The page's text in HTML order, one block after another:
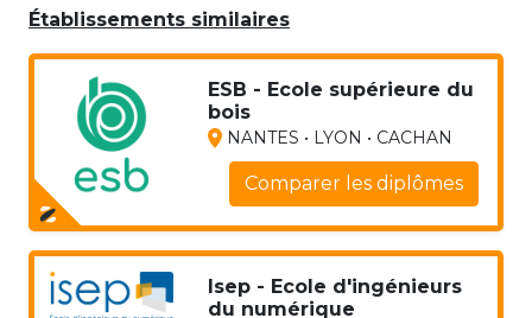
Établissements similaires
ESB - Ecole supérieure du
bois
NANTES • LYON • CACHAN
Comparer les diplômes
Isep - Ecole d'ingénieurs
du numérique